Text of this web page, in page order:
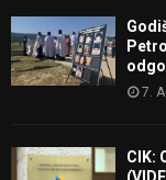
7.
CIK: